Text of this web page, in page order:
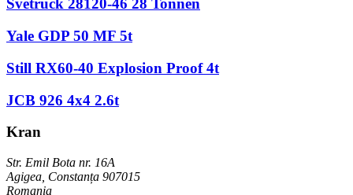
Svetruck 28120-46 28 Tonnen
Yale GDP 50 MF 5t
Still RX60-40 Explosion Proof 4t
JCB 926 4x4 2.6t
Kran
Str. Emil Bota nr. 16A
Agigea, Constanța 907015
Romania